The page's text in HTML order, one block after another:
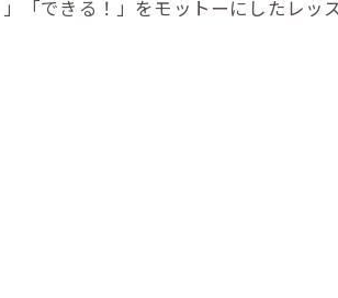
できる！」をモットーにしたレッ